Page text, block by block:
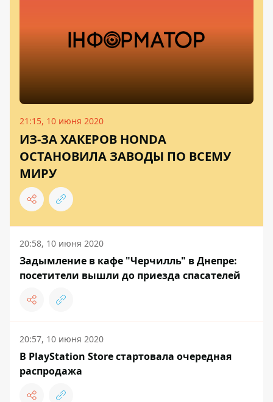
21:15, 10 июня 2020
ИЗ-ЗА ХАКЕРОВ HONDA
ОСТАНОВИЛА ЗАВОДЫ ПО ВСЕМУ
МИРУ
20:58, 10 июня 2020
Задымление в кафе "Черчилль" в Днепре:
посетители вышли до приезда спасателей
20:57, 10 июня 2020
В PlayStation Store стартовала очередная
распродажа